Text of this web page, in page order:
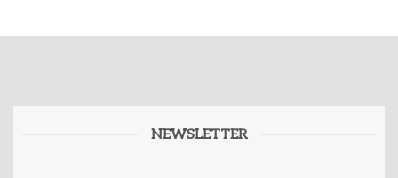
NEWSLETTER